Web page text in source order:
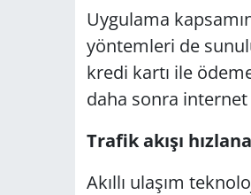
Uygulama
yöntemleri de
kredi kartı ile
daha sonra
Trafik akışı
Akıllı ulaşım